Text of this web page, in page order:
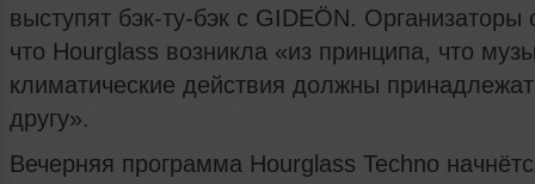
выступят бэк‑ту‑бэк с GIDEÖN. Организаторы
что Hourglass возникла «из принципа, что
климатические действия должны
другу».
Вечерняя программа Hourglass Techno